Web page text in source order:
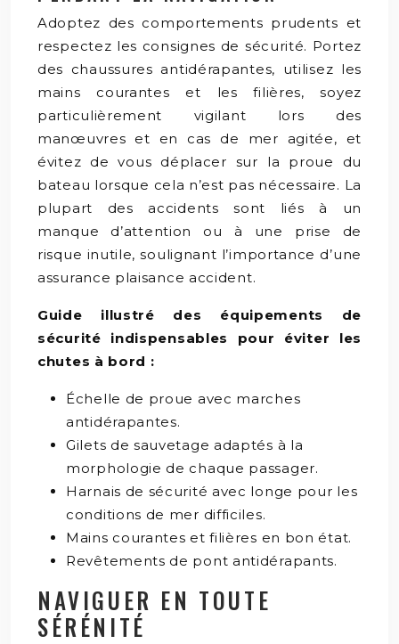
Adoptez des comportements prudents et
respectez les consignes de sécurité. Portez
des chaussures antidérapantes, utilisez les
mains courantes et les filières, soyez
particulièrement vigilant lors des
manœuvres et en cas de mer agitée, et
évitez de vous déplacer sur la proue du
bateau lorsque cela n’est pas nécessaire. La
plupart des accidents sont liés à un
manque d’attention ou à une prise de
risque inutile, soulignant l’importance d’une
assurance plaisance accident.
Guide illustré des équipements de
sécurité indispensables pour éviter les
chutes à bord :
Échelle de proue avec marches
antidérapantes.
Gilets de sauvetage adaptés à la
morphologie de chaque passager.
Harnais de sécurité avec longe pour les
conditions de mer difficiles.
Mains courantes et filières en bon état.
Revêtements de pont antidérapants.
NAVIGUER EN TOUTE
SÉRÉNITÉ